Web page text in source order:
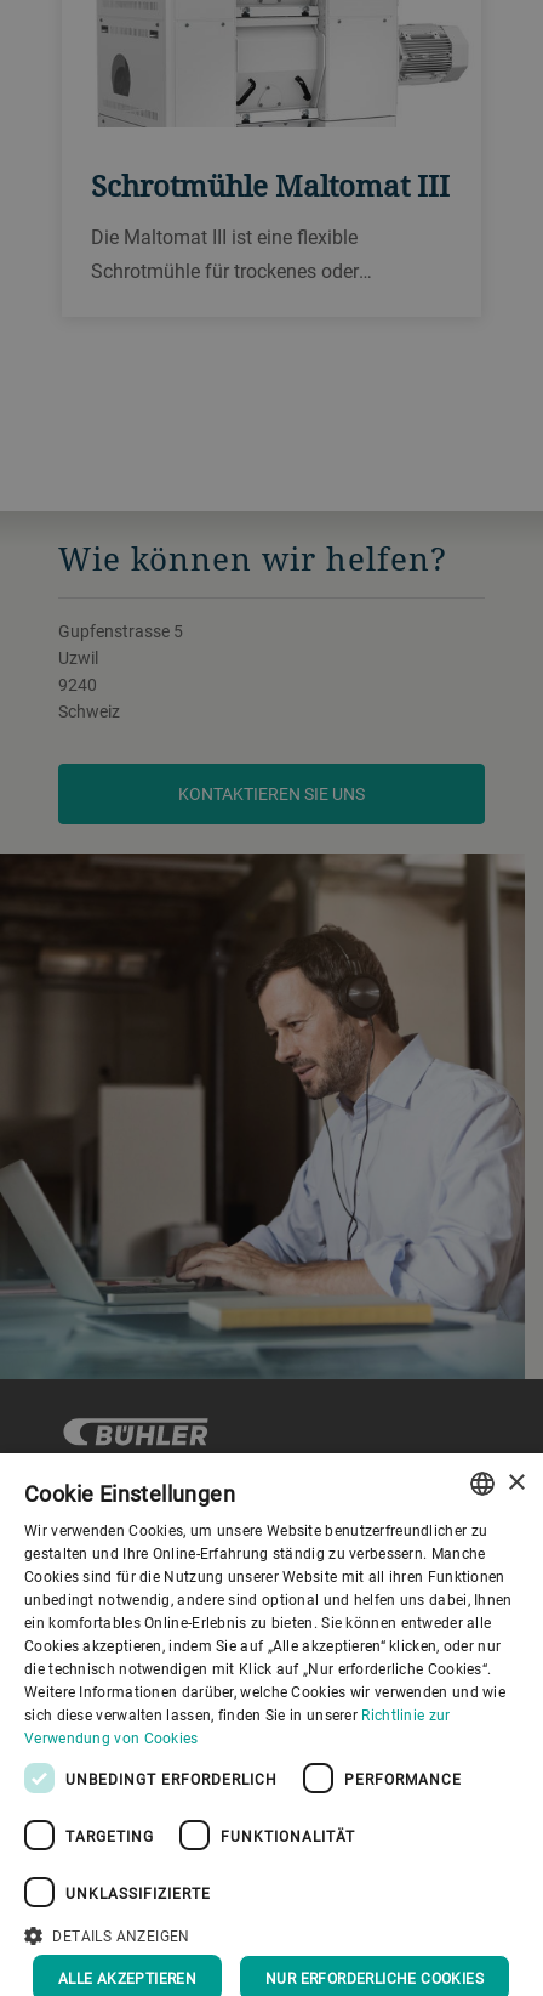
Schrotmühle Maltomat III
Die Maltomat III ist eine flexible
Schrotmühle für trockenes oder
Wie können wir helfen?
Gupfenstrasse 5
Uzwil
9240
Schweiz
KONTAKTIEREN SIE UNS
Corporate Governance
Über Bühler
Nützliche Links
Youtube Privacy Policy
NACH OBEN
ENGLISH
SPANISH
GERMAN
FRENCH
PORTUGUESE
×
Cookie Einstellungen
Wir verwenden Cookies, um unsere Website benutzerfreundlicher zu
gestalten und Ihre Online-Erfahrung ständig zu verbessern. Manche
Cookies sind für die Nutzung unserer Website mit all ihren Funktionen
unbedingt notwendig, andere sind optional und helfen uns dabei, Ihnen
ein komfortables Online-Erlebnis zu bieten. Sie können entweder alle
Cookies akzeptieren, indem Sie auf „Alle akzeptieren“ klicken, oder nur
die technisch notwendigen mit Klick auf „Nur erforderliche Cookies“.
Weitere Informationen darüber, welche Cookies wir verwenden und wie
sich diese verwalten lassen, finden Sie in unserer Richtlinie zur
Verwendung von Cookies
UNBEDINGT ERFORDERLICH PERFORMANCE
TARGETING FUNKTIONALITÄT
UNKLASSIFIZIERTE
DETAILS ANZEIGEN
ALLE AKZEPTIEREN NUR ERFORDERLICHE COOKIES